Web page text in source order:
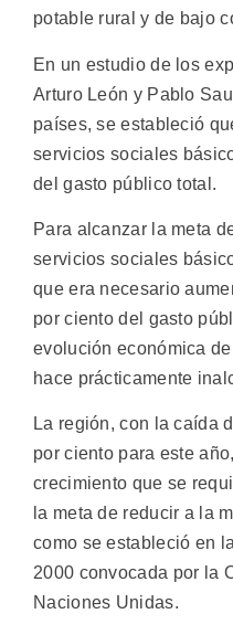
potable rural y de bajo
En un estudio de los
Arturo León y Pablo
países, se estableció
servicios sociales
del gasto público total.
Para alcanzar la meta
servicios sociales
que era necesario
por ciento del gasto
evolución económica
hace prácticamente
La región, con la caída
por ciento para este
crecimiento que se
la meta de reducir a la
como se estableció en
2000 convocada por la
Naciones Unidas.